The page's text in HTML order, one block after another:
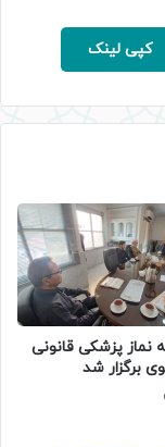
کپی لینک
نماز پزشکی قانونی
برگزار شد